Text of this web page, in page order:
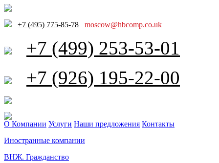
+7 (495) 775-85-78 moscow@hbcomp.co.uk
+7 (499) 253-53-01
+7 (926) 195-22-00
О Компании Услуги Наши предложения Контакты
Иностранные компании
ВНЖ. Гражданство